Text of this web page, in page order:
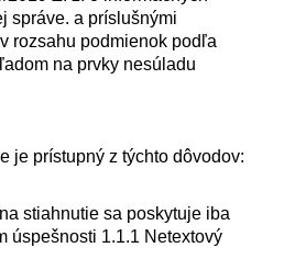
správe. a príslušnými
rozsahu podmienok podľa
na prvky nesúladu
je prístupný z týchto dôvodov:
stiahnutie sa poskytuje iba
úspešnosti 1.1.1 Netextový